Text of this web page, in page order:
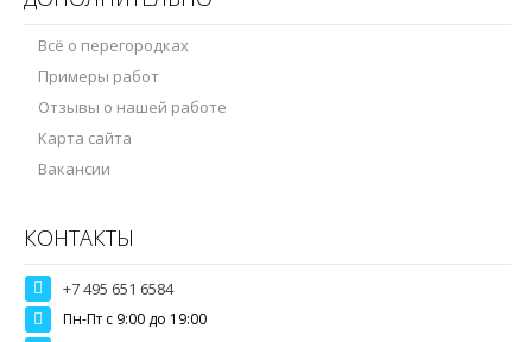
Всё о перегородках
Примеры работ
Отзывы о нашей работе
Карта сайта
Вакансии
КОНТАКТЫ
+7 495 651 6584
Пн-Пт c 9:00 до 19:00